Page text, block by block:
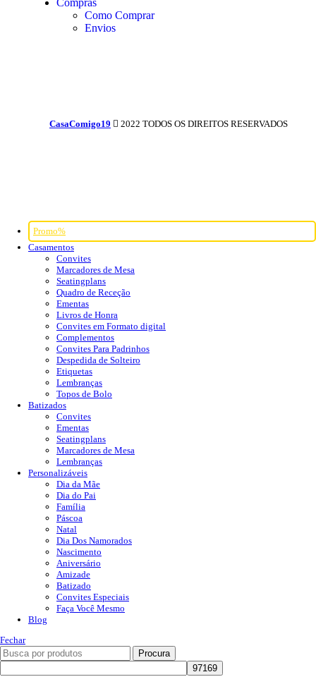
Como Comprar
Envios
CasaComigo19 2022 TODOS OS DIREITOS RESERVADOS
Promo%
Casamentos
Convites
Marcadores de Mesa
Seatingplans
Quadro de Receção
Ementas
Livros de Honra
Convites em Formato digital
Complementos
Convites Para Padrinhos
Despedida de Solteiro
Etiquetas
Lembranças
Topos de Bolo
Batizados
Convites
Ementas
Seatingplans
Marcadores de Mesa
Lembranças
Personalizáveis
Dia da Mãe
Dia do Pai
Família
Páscoa
Natal
Dia Dos Namorados
Nascimento
Aniversário
Amizade
Batizado
Convites Especiais
Faça Você Mesmo
Blog
Fechar
Procura